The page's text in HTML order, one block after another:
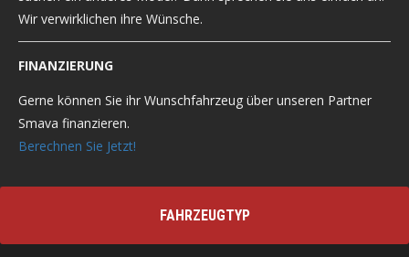
Wir verwirklichen ihre Wünsche.
FINANZIERUNG
Gerne können Sie ihr Wunschfahrzeug über unseren Partner
Smava finanzieren.
Berechnen Sie Jetzt!
FAHRZEUGTYP